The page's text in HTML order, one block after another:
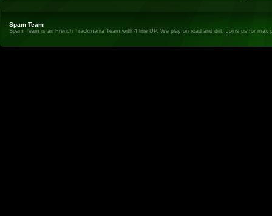
Spam Team
Spam Team is an French Trackmania Team with 4 line UP. We play on road and dirt. Joins us for max